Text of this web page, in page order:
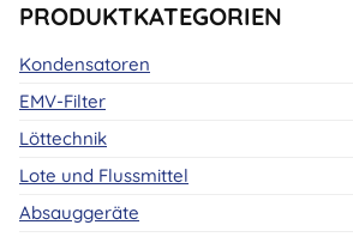
PRODUKTKATEGORIEN
Kondensatoren
EMV-Filter
Löttechnik
Lote und Flussmittel
Absauggeräte